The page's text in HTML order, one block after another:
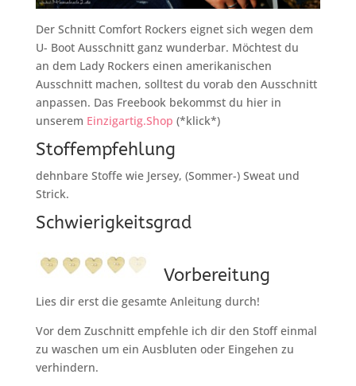
Der Schnitt Comfort Rockers eignet sich wegen dem
U- Boot Ausschnitt ganz wunderbar. Möchtest du
an dem Lady Rockers einen amerikanischen
Ausschnitt machen, solltest du vorab den Ausschnitt
anpassen. Das Freebook bekommst du hier in
unserem Einzigartig.Shop (*klick*)
Stoffempfehlung
dehnbare Stoffe wie Jersey, (Sommer-) Sweat und
Strick.
Schwierigkeitsgrad
Vorbereitung
Lies dir erst die gesamte Anleitung durch!
Vor dem Zuschnitt empfehle ich dir den Stoff einmal
zu waschen um ein Ausbluten oder Eingehen zu
verhindern.